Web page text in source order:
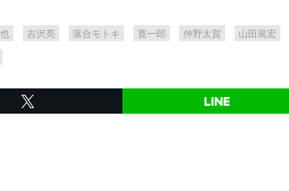
吉沢亮 落合モトキ 寛一郎 仲野太賀 山田篤宏